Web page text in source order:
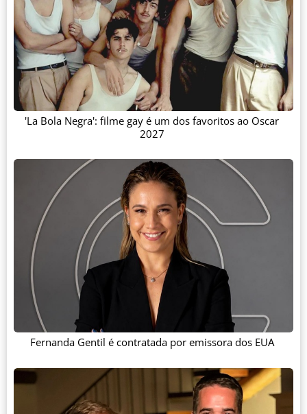
'La Bola Negra': filme gay é um dos favoritos ao Oscar
2027
Fernanda Gentil é contratada por emissora dos EUA